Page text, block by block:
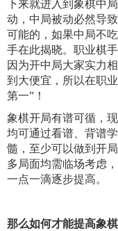
下来就进入到象棋中
动，中局被动必然导
可能的，如果中局不
手在此揭晓。职业棋
因为开中局大家实力
到大便宜，所以在职
第一”！
象棋开局有谱可循，
均可通过看谱、背谱
髓，至少可以做到开
多局面均需临场考虑
一点一滴逐步提高。
那么如何才能提高象